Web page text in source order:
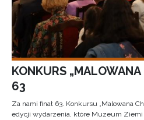
KONKURS
63
Za nami finał 63. Konkursu „Malowana
edycji wydarzenia, które Muzeum Ziemi